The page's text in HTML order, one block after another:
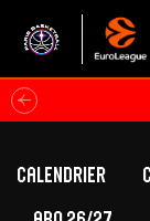
Calendrier